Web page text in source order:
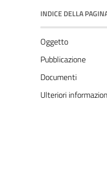
INDICE DELLA
Oggetto
Pubblicazione
Documenti
Ulteriori